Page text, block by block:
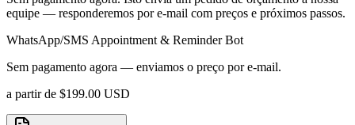
equipe — responderemos por e-mail com preços e próximos passos.
WhatsApp/SMS Appointment & Reminder Bot
Sem pagamento agora — enviamos o preço por e-mail.
a partir de $199.00 USD